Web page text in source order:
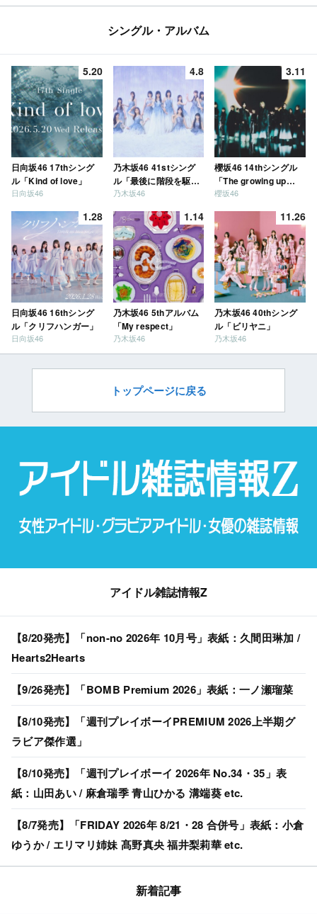
シングル・アルバム
5.20
日向坂46 17thシング
ル「Kind of love」
日向坂46
4.8
乃木坂46 41stシング
ル「最後に階段を駆け
上がったのはいつ
乃木坂46
3.11
櫻坂46 14thシングル
「The growing up
train」
櫻坂46
1.28
日向坂46 16thシング
ル「クリフハンガー」
日向坂46
1.14
乃木坂46 5thアルバム
「My respect」
乃木坂46
11.26
乃木坂46 40thシング
ル「ビリヤニ」
乃木坂46
トップページに戻る
アイドル雑誌情報Z
【8/20発売】「non-no 2026年 10月号」表紙：久間田琳加 /
Hearts2Hearts
【9/26発売】「BOMB Premium 2026」表紙：一ノ瀬瑠菜
【8/10発売】「週刊プレイボーイPREMIUM 2026上半期グ
ラビア傑作選」
【8/10発売】「週刊プレイボーイ 2026年 No.34・35」表
紙：山田あい / 麻倉瑞季 青山ひかる 溝端葵 etc.
【8/7発売】「FRIDAY 2026年 8/21・28 合併号」表紙：小倉
ゆうか / エリマリ姉妹 髙野真央 福井梨莉華 etc.
新着記事